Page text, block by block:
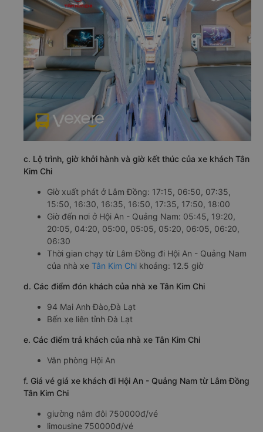
c. Lộ trình, giờ khởi hành và giờ kết thúc của xe khách Tân
Kim Chi
Giờ xuất phát ở Lâm Đồng: 17:15, 06:50, 07:35,
15:50, 16:30, 16:35, 16:50, 17:35, 17:50, 18:00
Giờ đến nơi ở Hội An - Quảng Nam: 05:45, 19:20,
20:05, 04:20, 05:00, 05:05, 05:20, 06:05, 06:20,
06:30
Thời gian chạy từ Lâm Đồng đi Hội An - Quảng Nam
của nhà xe Tân Kim Chi khoảng: 12.5 giờ
d. Các điểm đón khách của nhà xe Tân Kim Chi
94 Mai Anh Đào,Đà Lạt
Bến xe liên tỉnh Đà Lạt
e. Các điểm trả khách của nhà xe Tân Kim Chi
Văn phòng Hội An
f. Giá vé giá xe khách đi Hội An - Quảng Nam từ Lâm Đồng
Tân Kim Chi
giường nằm đôi 750000đ/vé
limousine 750000đ/vé